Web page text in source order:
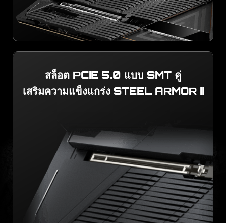
สล็อต PCIE 5.0 แบบ SMT คู่
เสริมความแข็งแกร่ง STEEL ARMOR II